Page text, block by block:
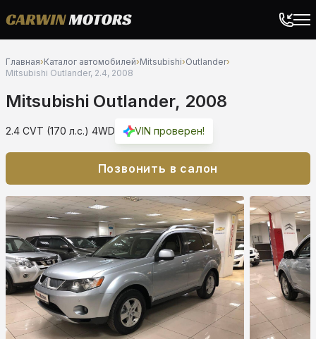
Главная›Каталог автомобилей›Mitsubishi›Outlander›
Mitsubishi Outlander, 2.4, 2008
Mitsubishi Outlander, 2008
2.4 CVT (170 л.с.) 4WD VIN проверен!
Позвонить в салон